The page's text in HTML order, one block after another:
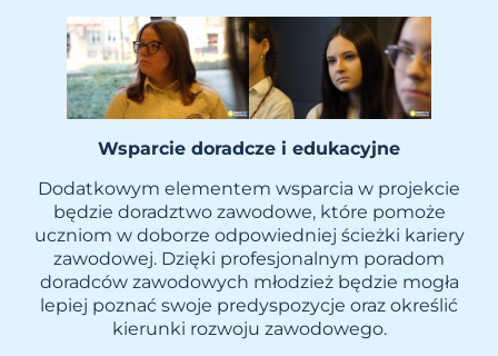
Wsparcie doradcze i edukacyjne
Dodatkowym elementem wsparcia w projekcie
będzie doradztwo zawodowe, które pomoże
uczniom w doborze odpowiedniej ścieżki kariery
zawodowej. Dzięki profesjonalnym poradom
doradców zawodowych młodzież będzie mogła
lepiej poznać swoje predyspozycje oraz określić
kierunki rozwoju zawodowego.